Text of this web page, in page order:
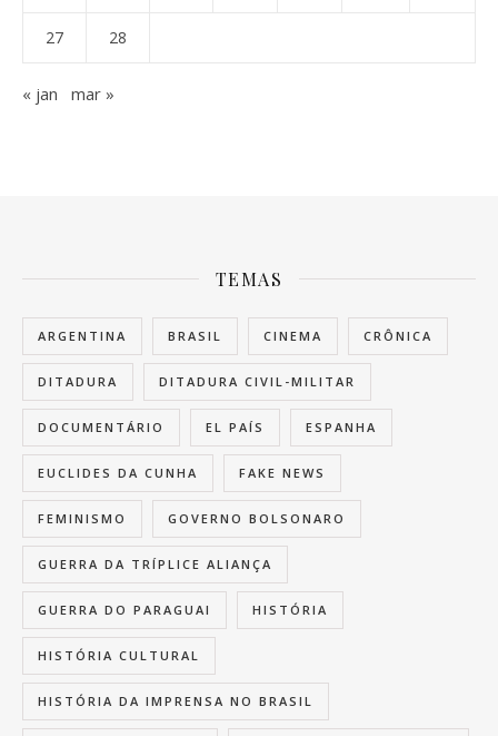
27 28
« jan mar »
TEMAS
ARGENTINA BRASIL CINEMA CRÔNICA
DITADURA DITADURA CIVIL-MILITAR
DOCUMENTÁRIO EL PAÍS ESPANHA
EUCLIDES DA CUNHA FAKE NEWS
FEMINISMO GOVERNO BOLSONARO
GUERRA DA TRÍPLICE ALIANÇA
GUERRA DO PARAGUAI HISTÓRIA
HISTÓRIA CULTURAL
HISTÓRIA DA IMPRENSA NO BRASIL